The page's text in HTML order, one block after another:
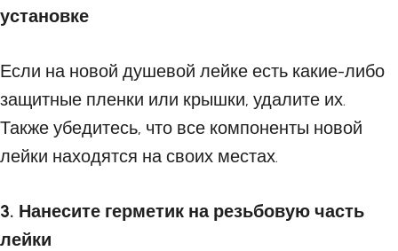
установке
Если на новой душевой лейке есть какие-либо
защитные пленки или крышки, удалите их.
Также убедитесь, что все компоненты новой
лейки находятся на своих местах.
3. Нанесите герметик на резьбовую часть
лейки